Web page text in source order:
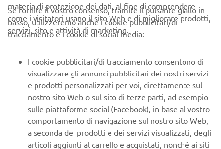
SUPPORTO
Conoscerai in anteprima le ultime offerte, gli eventi speciali, le
nuove uscite e molto altro
ISCRIVITI
materia di protezione dei dati, al fine di comprendere
come i visitatori usano il sito Web e di migliorare prodotti,
servizi, sito e attività di marketing.
Se fornite il vostro consenso, tramite il pulsante giallo in
basso, utilizzeremo anche i cookie pubblicitari/di
tracciamento e i cookie di social media:
I cookie pubblicitari/di tracciamento consentono di
visualizzare gli annunci pubblicitari dei nostri servizi
e prodotti personalizzati per voi, direttamente sul
nostro sito Web o sul sito di terze parti, ad esempio
sulle piattaforme social (Facebook), in base al vostro
comportamento di navigazione sul nostro sito Web,
a seconda dei prodotti e dei servizi visualizzati, degli
articoli aggiunti al carrello e acquistati, nonché ai siti